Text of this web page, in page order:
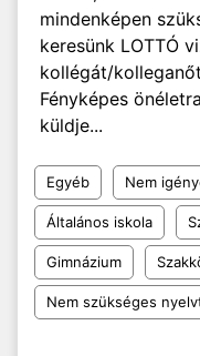
mindenképen
keresünk LOTTÓ
kollégát/
Fényképes
küldje...
Egyéb Nem
Általános iskola
Gimnázium
Nem szükséges